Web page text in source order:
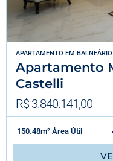
APARTAMENTO EM
Apartamento
Castelli
R$ 3.840.141,00
150.48m² Área Útil